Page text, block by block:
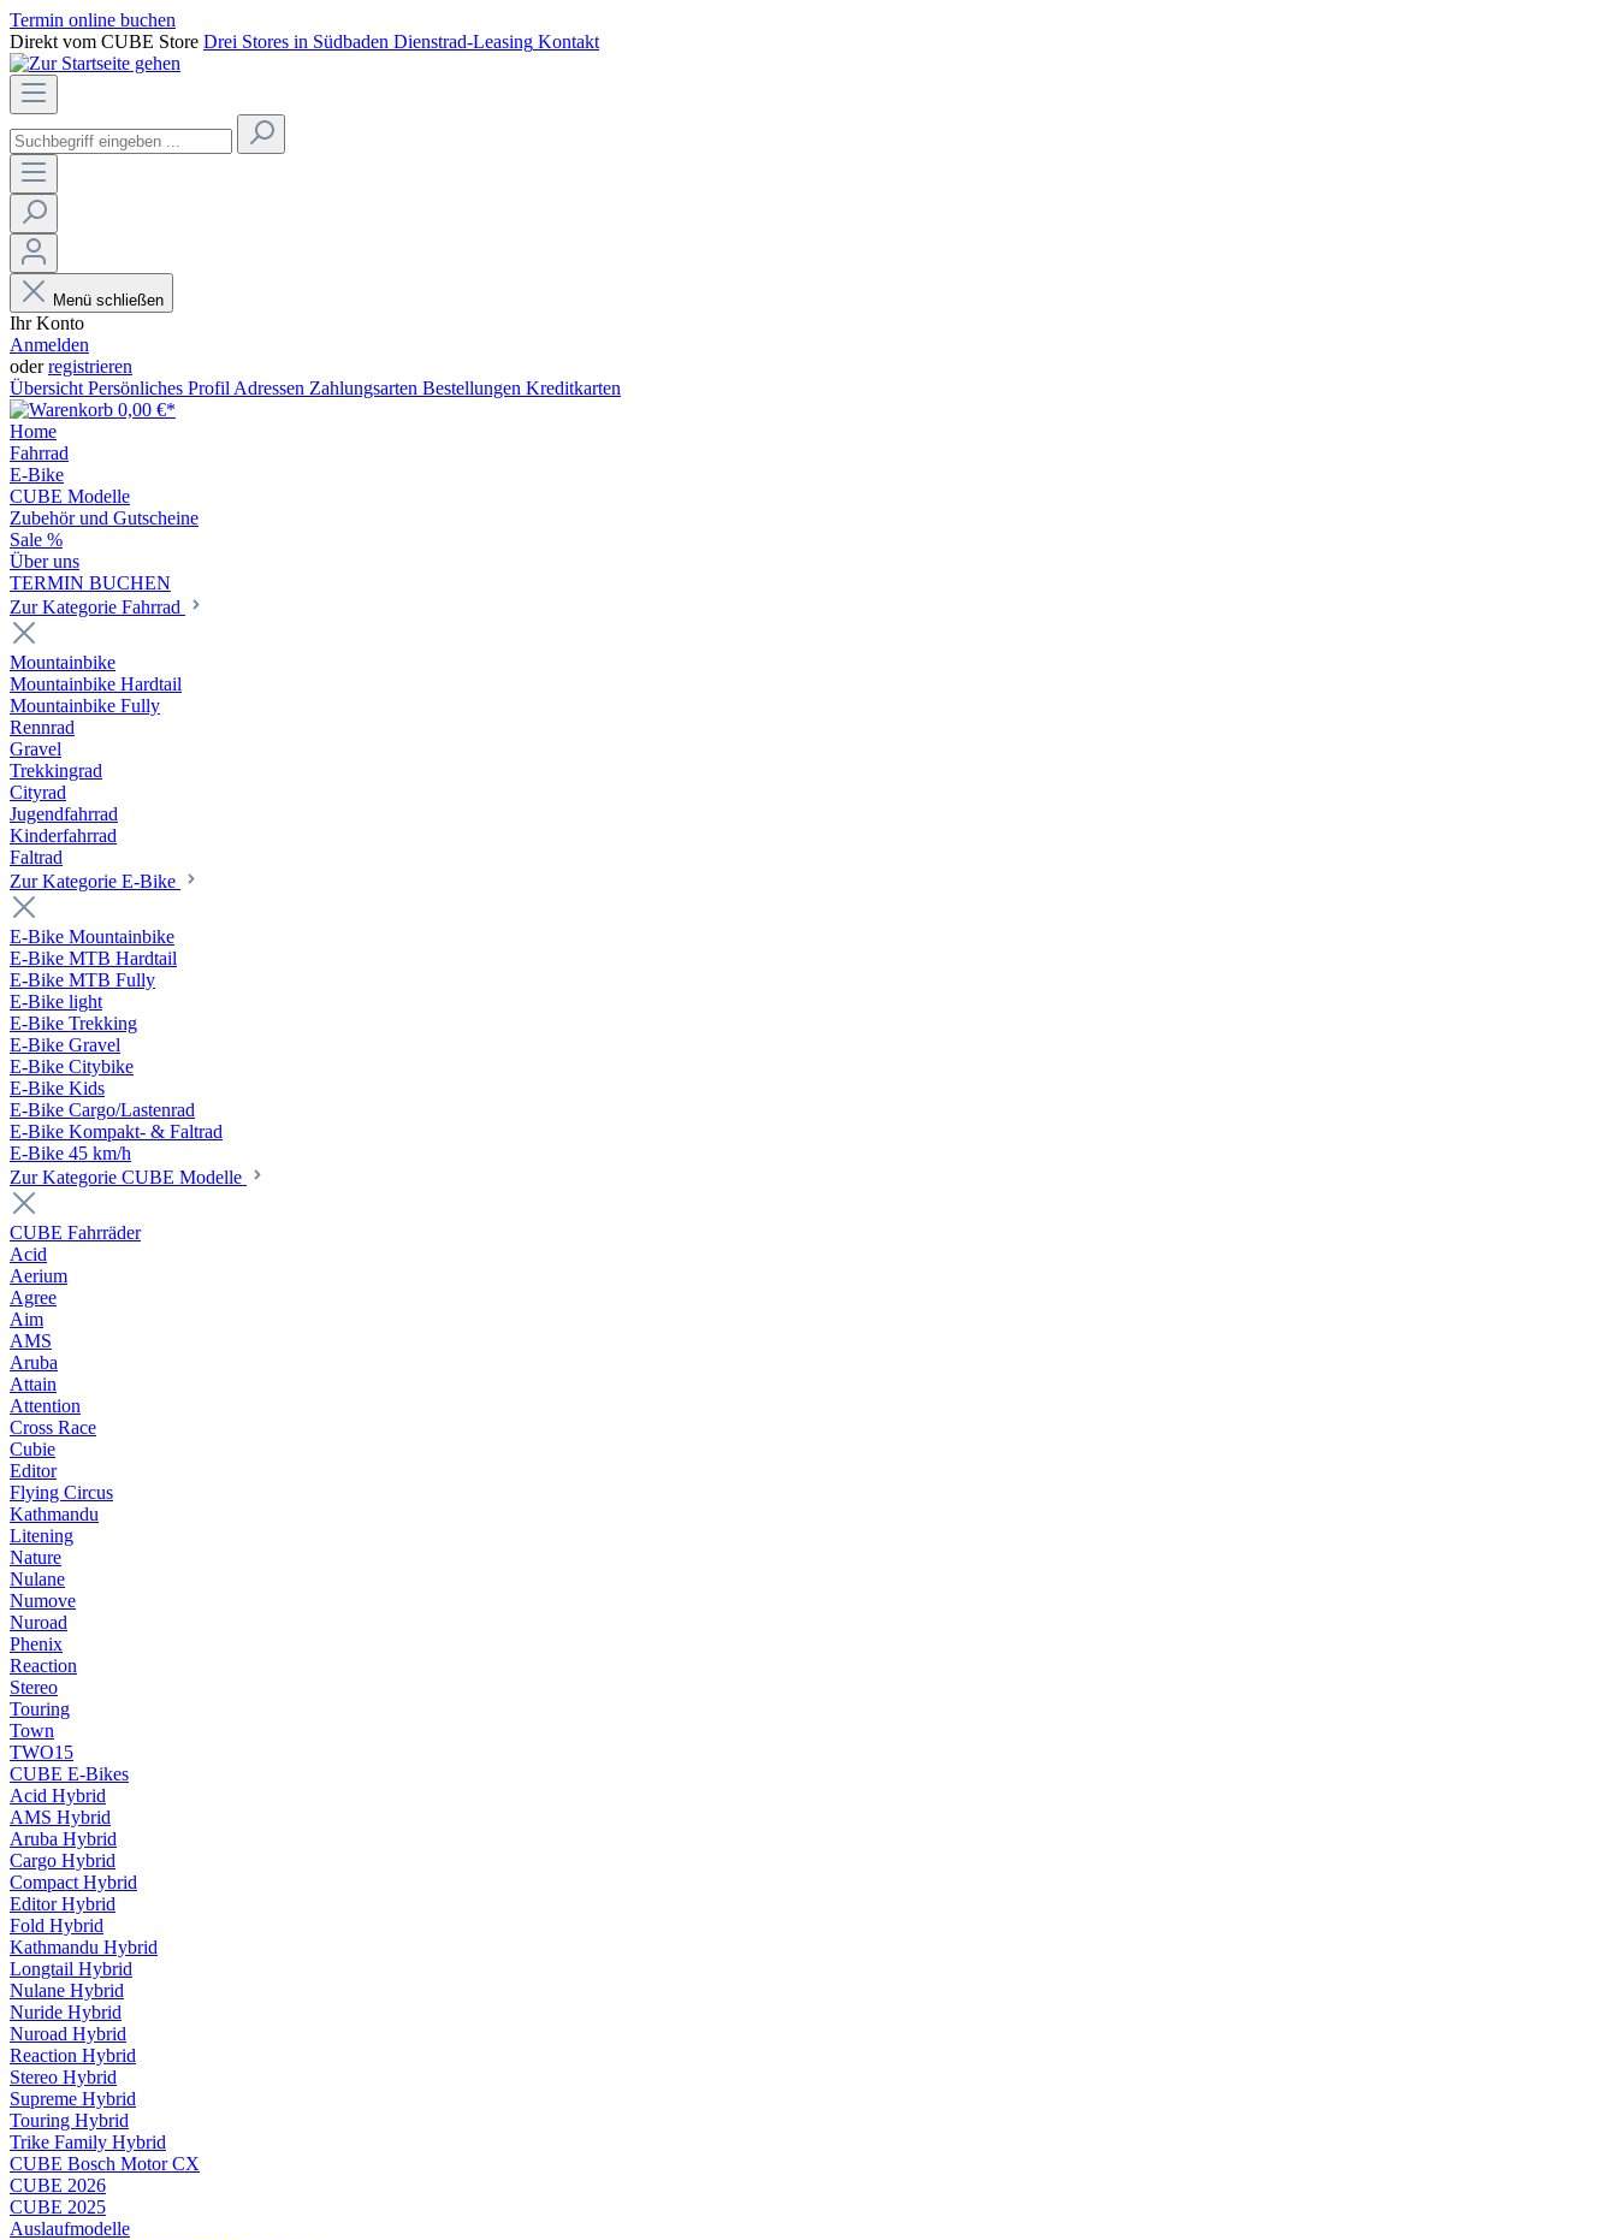
Termin online buchen
Direkt vom CUBE Store Drei Stores in Südbaden Dienstrad-Leasing Kontakt
Menü schließen
Ihr Konto
Anmelden
oderregistrieren
Übersicht Persönliches Profil Adressen Zahlungsarten Bestellungen Kreditkarten
0,00 €*
Home
Fahrrad
E-Bike
CUBE Modelle
Zubehör und Gutscheine
Sale %
Über uns
TERMIN BUCHEN
Zur Kategorie Fahrrad
Mountainbike
Mountainbike Hardtail
Mountainbike Fully
Rennrad
Gravel
Trekkingrad
Cityrad
Jugendfahrrad
Kinderfahrrad
Faltrad
Zur Kategorie E-Bike
E-Bike Mountainbike
E-Bike MTB Hardtail
E-Bike MTB Fully
E-Bike light
E-Bike Trekking
E-Bike Gravel
E-Bike Citybike
E-Bike Kids
E-Bike Cargo/Lastenrad
E-Bike Kompakt- & Faltrad
E-Bike 45 km/h
Zur Kategorie CUBE Modelle
CUBE Fahrräder
Acid
Aerium
Agree
Aim
AMS
Aruba
Attain
Attention
Cross Race
Cubie
Editor
Flying Circus
Kathmandu
Litening
Nature
Nulane
Numove
Nuroad
Phenix
Reaction
Stereo
Touring
Town
TWO15
CUBE E-Bikes
Acid Hybrid
AMS Hybrid
Aruba Hybrid
Cargo Hybrid
Compact Hybrid
Editor Hybrid
Fold Hybrid
Kathmandu Hybrid
Longtail Hybrid
Nulane Hybrid
Nuride Hybrid
Nuroad Hybrid
Reaction Hybrid
Stereo Hybrid
Supreme Hybrid
Touring Hybrid
Trike Family Hybrid
CUBE Bosch Motor CX
CUBE 2026
CUBE 2025
Auslaufmodelle